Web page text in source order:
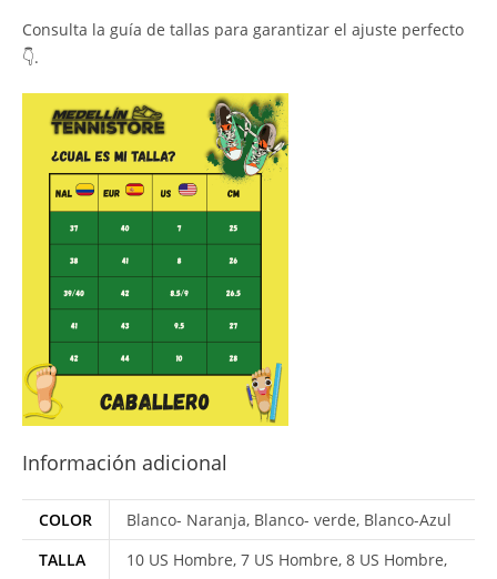
Consulta la guía de tallas para garantizar el ajuste perfecto
👇.
Información adicional
COLOR
Blanco- Naranja, Blanco- verde, Blanco-Azul
TALLA
10 US Hombre, 7 US Hombre, 8 US Hombre,